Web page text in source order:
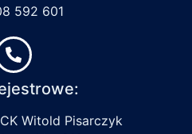
592 601
Witold Pisarczyk